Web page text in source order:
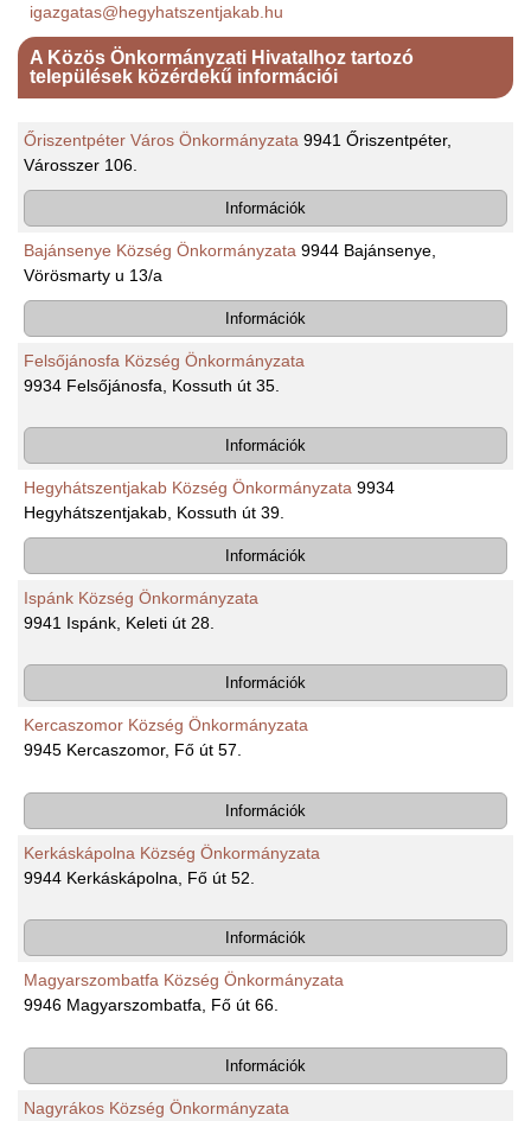
igazgatas@hegyhatszentjakab.hu
A Közös Önkormányzati Hivatalhoz tartozó
települések közérdekű információi
Őriszentpéter Város Önkormányzata 9941 Őriszentpéter,
Városszer 106.
Információk
Bajánsenye Község Önkormányzata 9944 Bajánsenye,
Vörösmarty u 13/a
Információk
Felsőjánosfa Község Önkormányzata
9934 Felsőjánosfa, Kossuth út 35.
Információk
Hegyhátszentjakab Község Önkormányzata 9934
Hegyhátszentjakab, Kossuth út 39.
Információk
Ispánk Község Önkormányzata
9941 Ispánk, Keleti út 28.
Információk
Kercaszomor Község Önkormányzata
9945 Kercaszomor, Fő út 57.
Információk
Kerkáskápolna Község Önkormányzata
9944 Kerkáskápolna, Fő út 52.
Információk
Magyarszombatfa Község Önkormányzata
9946 Magyarszombatfa, Fő út 66.
Információk
Nagyrákos Község Önkormányzata